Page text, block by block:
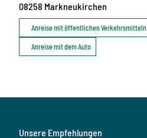
08258 Markneukirchen
Anreise mit öffentlichen Verkehrsmitteln
Anreise mit dem Auto
Unsere Empfehlungen